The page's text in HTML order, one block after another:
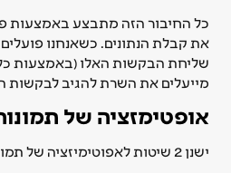
את קבלת הנתונים. כשאנחנו
מייעלים את השרת להגיב לבקשות
אופטימזציה של
ישנן 2 שיטות לאפוטימיזציה של תמונות: